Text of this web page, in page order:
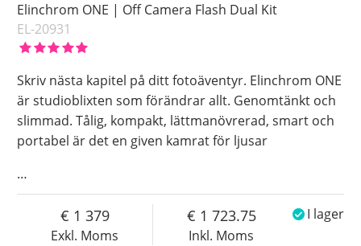
Elinchrom ONE | Off Camera Flash Dual Kit
EL-20931
Skriv nästa kapitel på ditt fotoäventyr. Elinchrom ONE
är studioblixten som förändrar allt. Genomtänkt och
slimmad. Tålig, kompakt, lättmanövrerad, smart och
portabel är det en given kamrat för ljusar
…
Exkl. Moms
1 379
Inkl. Moms
1 723.75 I lager